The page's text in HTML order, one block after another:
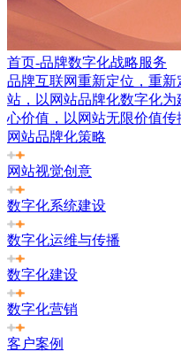
首页-品牌数字化战略服务
品牌互联网重新定位，重
站，以网站品牌化数字化
心价值，以网站无限价值传
网站品牌化策略
网站视觉创意
数字化系统建设
数字化运维与传播
数字化建设
数字化营销
客户案例